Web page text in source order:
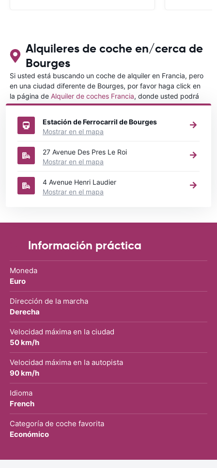
para ALBANIA
Alquileres de coche en/cerca de
Bourges
Si usted está buscando un coche de alquiler en Francia, pero
en una ciudad diferente de Bourges, por favor haga click en
la página de Alquiler de coches Francia, donde usted podrá
elegir en qué ciudad de Francia desea alquilar un coche.
Estación de Ferrocarril de Bourges
Mostrar en el mapa
27 Avenue Des Pres Le Roi
Mostrar en el mapa
4 Avenue Henri Laudier
Mostrar en el mapa
Información práctica
Moneda
Euro
Dirección de la marcha
Derecha
Velocidad máxima en la ciudad
50 km/h
Velocidad máxima en la autopista
90 km/h
Idioma
French
Categoría de coche favorita
Económico